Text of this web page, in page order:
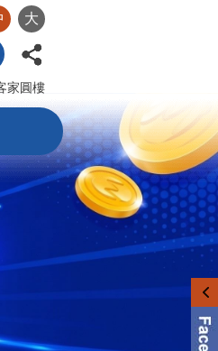
大
家圓樓